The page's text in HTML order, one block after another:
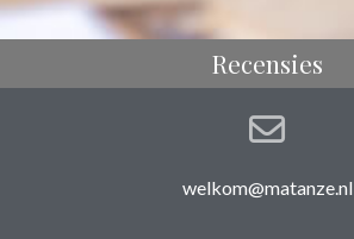
Recensies
welkom@matanze.nl